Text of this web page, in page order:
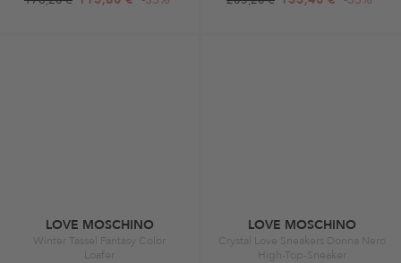
LOVE MOSCHINO
Winter Tassel Fantasy Color
Loafer
LOVE MOSCHINO
Crystal Love Sneakers Donna Nero
High-Top-Sneaker